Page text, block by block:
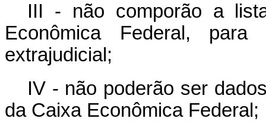
III - não comporão a
Econômica Federal,
extrajudicial;
IV - não poderão ser
da Caixa Econômica Federal;